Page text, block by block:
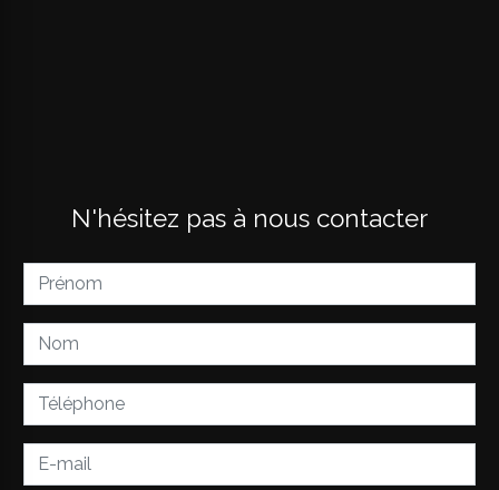
N'hésitez pas à nous contacter